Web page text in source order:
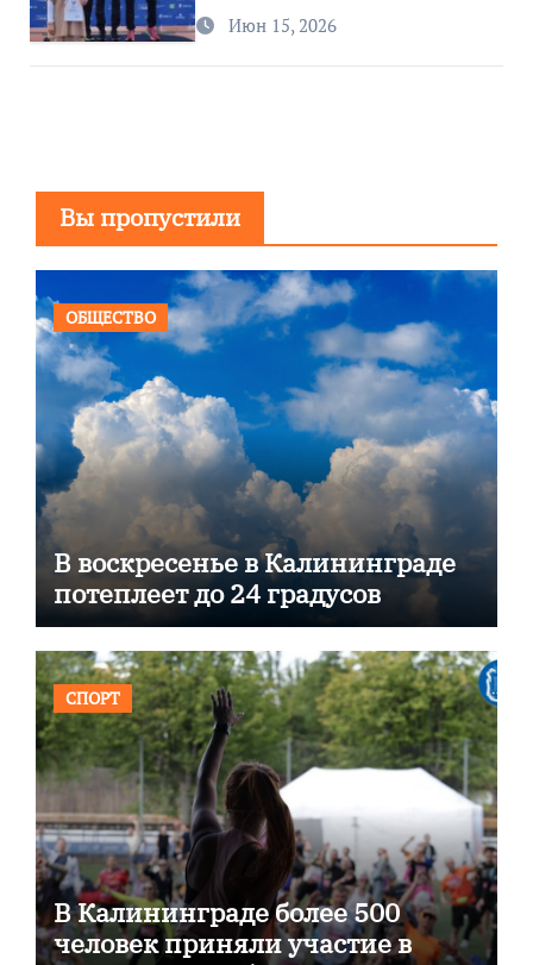
Июн 15, 2026
Вы пропустили
ОБЩЕСТВО
В воскресенье в Калининграде
потеплеет до 24 градусов
СПОРТ
В Калининграде более 500
человек приняли участие в